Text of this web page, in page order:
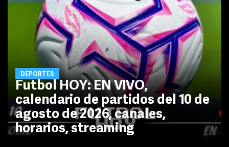
DEPORTES
Futbol HOY: EN VIVO,
calendario de partidos del 10 de
agosto de 2026, canales,
horarios, streaming